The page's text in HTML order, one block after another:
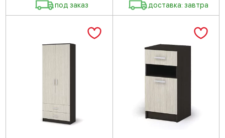
под заказ доставка: завтра